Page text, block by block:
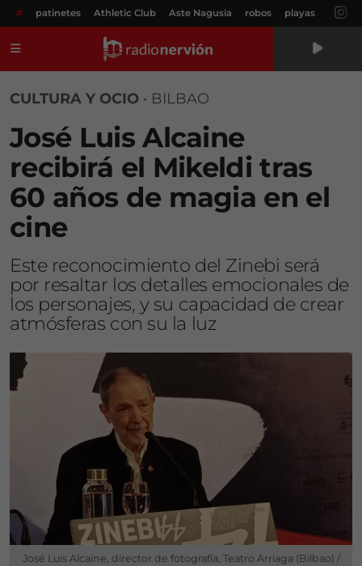
# patinetes Athletic Club Aste Nagusia robos playas
CULTURA Y OCIO • BILBAO
José Luis Alcaine
recibirá el Mikeldi tras
60 años de magia en el
cine
Este reconocimiento del Zinebi será
por resaltar los detalles emocionales de
los personajes, y su capacidad de crear
atmósferas con su la luz
José Luis Alcaine, director de fotografía, Teatro Arriaga (Bilbao) /